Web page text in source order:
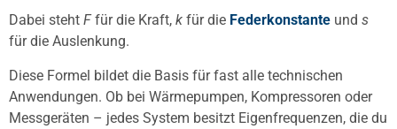
Dabei steht Ffür die Kraft, k für die Federkonstante und s
für die Auslenkung.
Diese Formel bildet die Basis für fast alle technischen
Anwendungen. Ob bei Wärmepumpen, Kompressoren oder
Messgeräten – jedes System besitzt Eigenfrequenzen, die du